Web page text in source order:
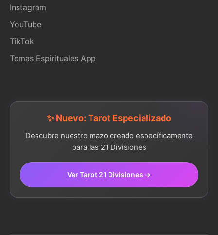
Instagram
YouTube
TikTok
Temas Espirituales App
✨ Nuevo: Tarot Especializado
Descubre nuestro mazo creado específicamente
para las 21 Divisiones
Ver Tarot 21 Divisiones →